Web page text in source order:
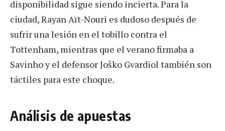
disponibilidad sigue siendo incierta. Para la
ciudad, Rayan Aït-Nouri es dudoso después de
sufrir una lesión en el tobillo contra el
Tottenham, mientras que el verano firmaba a
Savinho y el defensor Joško Gvardiol también son
táctiles para este choque.
Análisis de apuestas